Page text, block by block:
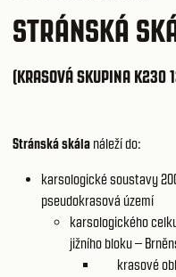
STRÁNSKÁ
(KRASOVÁ SKUPINA K230
Stránská skála náleží do:
karsologické soustavy
pseudokrasová území
karsologického
jižního bloku –
krasové